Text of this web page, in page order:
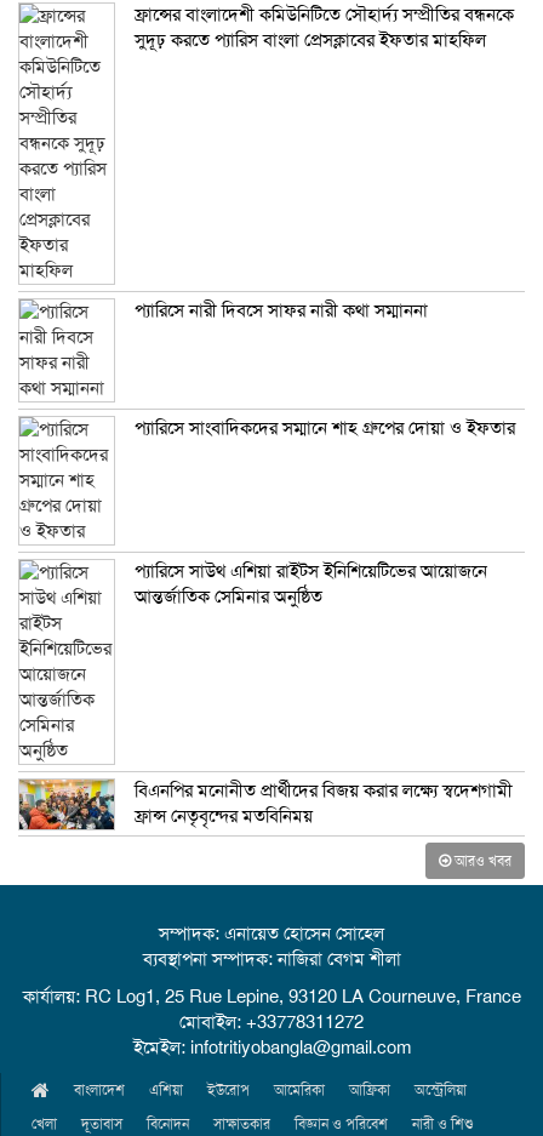
ফ্রান্সের বাংলাদেশী কমিউনিটিতে সৌহার্দ্য সম্প্রীতির বন্ধনকে
সুদূঢ় করতে প্যারিস বাংলা প্রেসক্লাবের ইফতার মাহফিল
প্যারিসে নারী দিবসে সাফর নারী কথা সম্মাননা
প্যারিসে সাংবাদিকদের সম্মানে শাহ গ্রুপের দোয়া ও ইফতার
প্যারিসে সাউথ এশিয়া রাইটস ইনিশিয়েটিভের আয়োজনে
আন্তর্জাতিক সেমিনার অনুষ্ঠিত
বিএনপির মনোনীত প্রার্থীদের বিজয় করার লক্ষ্যে স্বদেশগামী
ফ্রান্স নেতৃবৃন্দের মতবিনিময়
আরও খবর
সম্পাদক: এনায়েত হোসেন সোহেল
ব্যবস্থাপনা সম্পাদক: নাজিরা বেগম শীলা
কার্যালয়: RC Log1, 25 Rue Lepine, 93120 LA Courneuve, France
মোবাইল: +33778311272
ইমেইল: infotritiyobangla@gmail.com
বাংলাদেশ এশিয়া ইউরোপ আমেরিকা আফ্রিকা
অস্ট্রেলিয়া
খেলা
দূতাবাস বিনোদন সাক্ষাতকার বিজ্ঞান ও পরিবেশ নারী ও শিশু